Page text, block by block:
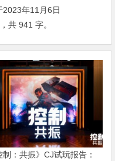
2023年11月6日
共 941 字。
制：共振》CJ试玩报告：